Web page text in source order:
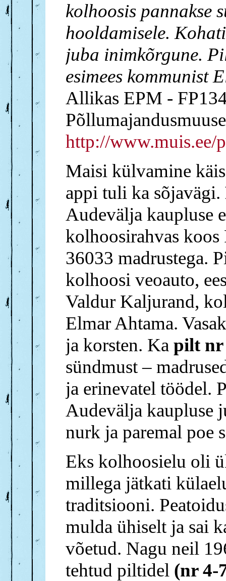
kolhoosis pannakse
hooldamisele.
juba inimkõrgune.
esimees kommunist
Allikas EPM -
http://www.muis.ee/
Maisi külvamine
appi tuli ka sõjavägi.
Audevälja kaupluse
kolhoosirahvas koos
36033 madrustega.
kolhoosi veoauto,
Valdur Kaljurand,
Elmar Ahtama.
ja korsten. Ka pilt nr
sündmust –
ja erinevatel töödel.
Audevälja kaupluse
nurk ja paremal poe
Eks kolhoosielu oli
millega jätkati
traditsiooni.
mulda ühiselt ja sai
võetud. Nagu neil
tehtud piltidel (nr 4-